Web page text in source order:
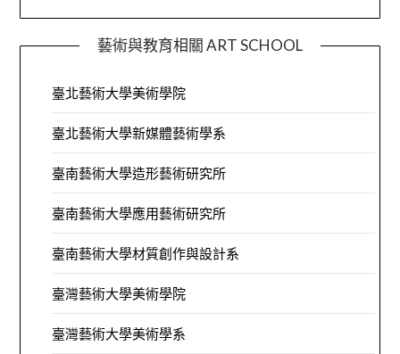
藝術與教育相關 ART SCHOOL
臺北藝術大學美術學院
臺北藝術大學新媒體藝術學系
臺南藝術大學造形藝術研究所
臺南藝術大學應用藝術研究所
臺南藝術大學材質創作與設計系
臺灣藝術大學美術學院
臺灣藝術大學美術學系